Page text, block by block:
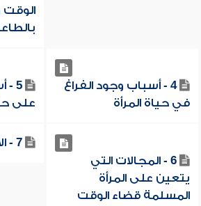
الوقت
4 - أسباب وجود الفراغ
في حياة المرأة
5
على
6 - المجالات التي
يتعين على المرأة
المسلمة قضاء الوقت
7 - الأسئلة